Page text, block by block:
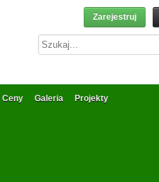
Zarejestruj
Ceny Galeria Projekty